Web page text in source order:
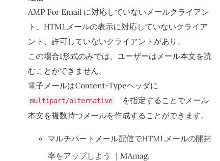
AMP For Email に対応していないメールクライアン
ト、HTMLメールの表示に対応していないクライア
ント、許可していないクライアントがあり、
この場合1形式のみでは、ユーザーはメール本文を読
むことができません。
電子メールはContent-Typeヘッダに
multipart/alternative
を指定することでメール
本文を複数持つメールを作成することができます。
マルチパートメール配信でHTMLメールの開封
率をアップしよう ｜MAmag.